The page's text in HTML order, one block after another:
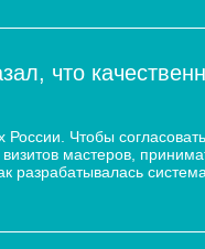
что
Чтобы
мастеров,